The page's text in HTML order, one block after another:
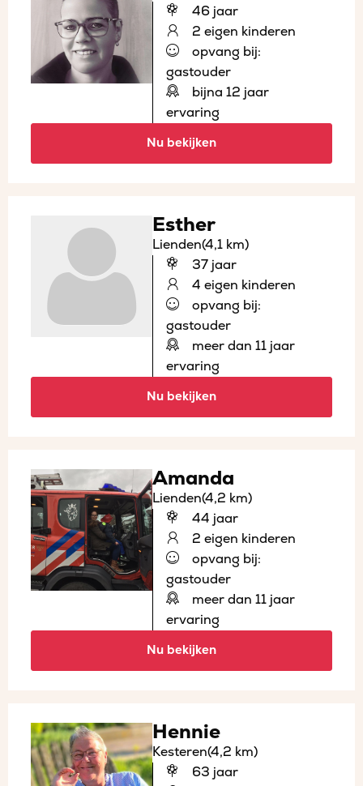
46 jaar
2 eigen kinderen
opvang bij:
gastouder
bijna 12 jaar
ervaring
Nu bekijken
Esther
Lienden(4,1 km)
37 jaar
4 eigen kinderen
opvang bij:
gastouder
meer dan 11 jaar
ervaring
Nu bekijken
Amanda
Lienden(4,2 km)
44 jaar
2 eigen kinderen
opvang bij:
gastouder
meer dan 11 jaar
ervaring
Nu bekijken
Hennie
Kesteren(4,2 km)
63 jaar